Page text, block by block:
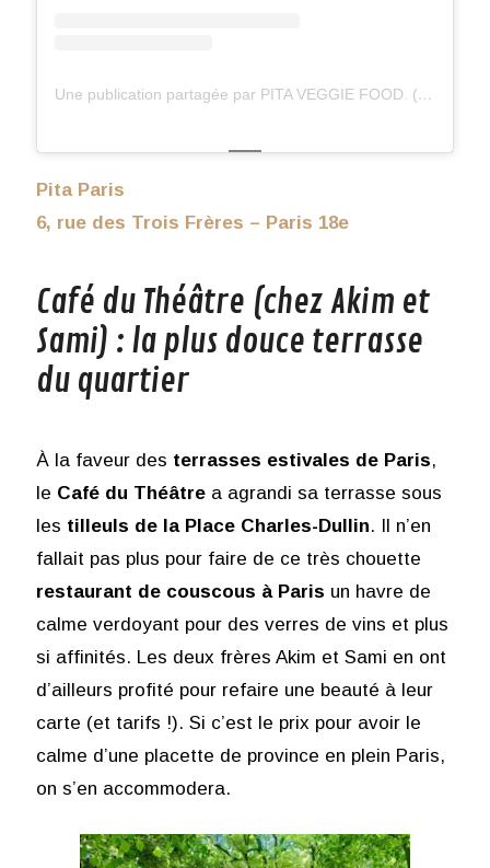
Une publication partagée par PITA VEGGIE FOOD. (@pita.paris)
Pita Paris
6, rue des Trois Frères – Paris 18e
Café du Théâtre (chez Akim et
Sami) : la plus douce terrasse
du quartier
À la faveur des terrasses estivales de Paris,
le Café du Théâtrea agrandi sa terrasse sous
les tilleuls de la Place Charles-Dullin. Il n’en
fallait pas plus pour faire de ce très chouette
restaurant de couscous à Paris un havre de
calme verdoyant pour des verres de vins et plus
si affinités. Les deux frères Akim et Sami en ont
d’ailleurs profité pour refaire une beauté à leur
carte (et tarifs !). Si c’est le prix pour avoir le
calme d’une placette de province en plein Paris,
on s’en accommodera.